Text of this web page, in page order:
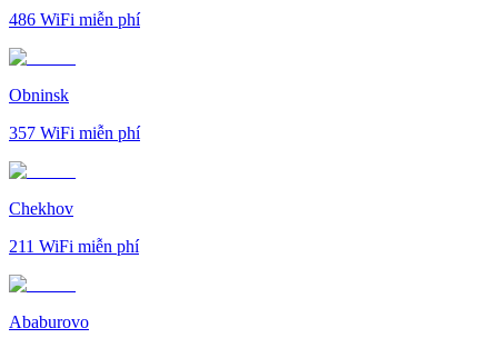
486 WiFi miễn phí
Obninsk
357 WiFi miễn phí
Chekhov
211 WiFi miễn phí
Ababurovo